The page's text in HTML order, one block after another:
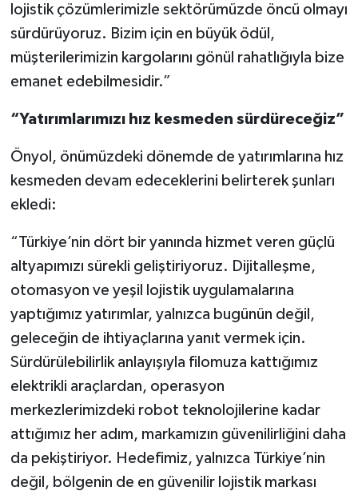
lojistik çözümlerimizle sektörümüzde öncü olmayı
sürdürüyoruz. Bizim için en büyük ödül,
müşterilerimizin kargolarını gönül rahatlığıyla bize
emanet edebilmesidir.”
“Yatırımlarımızı hız kesmeden sürdüreceğiz”
Önyol, önümüzdeki dönemde de yatırımlarına hız
kesmeden devam edeceklerini belirterek şunları
ekledi:
“Türkiye’nin dört bir yanında hizmet veren güçlü
altyapımızı sürekli geliştiriyoruz. Dijitalleşme,
otomasyon ve yeşil lojistik uygulamalarına
yaptığımız yatırımlar, yalnızca bugünün değil,
geleceğin de ihtiyaçlarına yanıt vermek için.
Sürdürülebilirlik anlayışıyla filomuza kattığımız
elektrikli araçlardan, operasyon
merkezlerimizdeki robot teknolojilerine kadar
attığımız her adım, markamızın güvenilirliğini daha
da pekiştiriyor. Hedefimiz, yalnızca Türkiye’nin
değil, bölgenin de en güvenilir lojistik markası